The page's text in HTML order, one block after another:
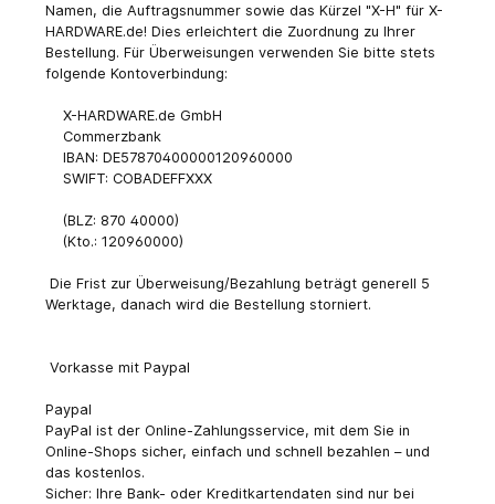
Namen, die Auftragsnummer sowie das Kürzel "X-H" für X-
HARDWARE.de! Dies erleichtert die Zuordnung zu Ihrer
Bestellung. Für Überweisungen verwenden Sie bitte stets
folgende Kontoverbindung:
X-HARDWARE.de GmbH
Commerzbank
IBAN: DE57870400000120960000
SWIFT: COBADEFFXXX
(BLZ: 870 40000)
(Kto.: 120960000)
Die Frist zur Überweisung/Bezahlung beträgt generell 5
Werktage, danach wird die Bestellung storniert.
Vorkasse mit Paypal
Paypal
PayPal ist der Online-Zahlungsservice, mit dem Sie in
Online-Shops sicher, einfach und schnell bezahlen – und
das kostenlos.
Sicher: Ihre Bank- oder Kreditkartendaten sind nur bei